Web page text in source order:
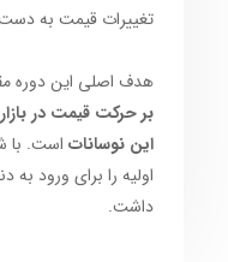
تغییرات قیمت به
هدف اصلی این دوره
بر حرکت قیمت در
این نوسانات است. با
اولیه را برای ورود به
داشت.